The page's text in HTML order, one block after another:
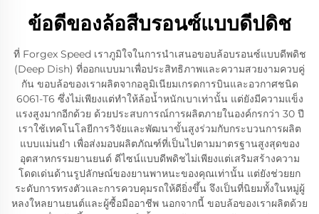
ข้อดีของล้อสีบรอนซ์แบบดีปดิช
ที่ Forgex Speed เราภูมิใจในการนำเสนอขอบล้อบรอนซ์แบบดีพดิช
(Deep Dish) ที่ออกแบบมาเพื่อประสิทธิภาพและความสวยงามควบคู่
กัน ขอบล้อของเราผลิตจากอลูมิเนียมเกรดการบินและอวกาศชนิด
6061-T6 ซึ่งไม่เพียงแต่ทำให้ล้อน้ำหนักเบาเท่านั้น แต่ยังมีความแข็ง
แรงสูงมากอีกด้วย ด้วยประสบการณ์การผลิตภายในองค์กรกว่า 30 ปี
เราใช้เทคโนโลยีการวิจัยและพัฒนาขั้นสูงร่วมกับกระบวนการผลิต
แบบแม่นยำ เพื่อส่งมอบผลิตภัณฑ์ที่เป็นไปตามมาตรฐานสูงสุดของ
อุตสาหกรรมยานยนต์ ดีไซน์แบบดีพดิชไม่เพียงแต่เสริมสร้างความ
โดดเด่นด้านรูปลักษณ์ของยานพาหนะของคุณเท่านั้น แต่ยังช่วยยก
ระดับการทรงตัวและการควบคุมรถให้ดียิ่งขึ้น จึงเป็นที่นิยมทั้งในหมู่ผู้
หลงใหลยานยนต์และผู้ซื้อมืออาชีพ นอกจากนี้ ขอบล้อของเราผลิตด้วย